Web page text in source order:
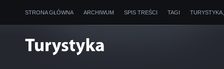
STRONA GŁÓWNA ARCHIWUM SPIS TREŚCI TAGI